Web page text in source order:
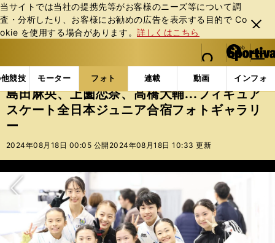
当サイトでは当社の提携先等がお客様のニーズ等について調
査・分析したり、お客様にお勧めの広告を表⽰する⽬的で Co
okie を使⽤する場合があります。詳しくはこちら
閉じ
る
web Sportiva (webスポルティーバ)
検索
マイペ
ー
ジ
メニュ
競技 モーター フォト 連載 動画 インフォ
b
ス
ポ
ル
テ
ー
バ
フォトギャラリー 島田麻央、上薗恋奈、高橋大輔...フ
島田麻央、上薗恋奈、高橋大輔...フィギュア
スケート全日本ジュニア合宿フォトギャラリ
ー
2024年08月18日 00:05 公開 2024年08月18日 10:33 更新
次へ